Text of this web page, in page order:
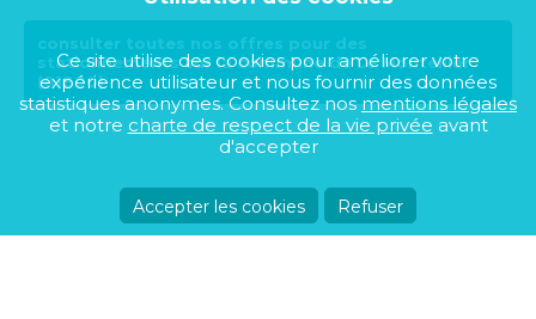
consulter toutes nos offres pour des
stationnements sur la commune de Le Montellier
(01800)
Ce site utilise des cookies pour améliorer votre
expérience utilisateur et nous fournir des données
statistiques anonymes. Consultez nosmentions légales
et notre charte de respect de la vie privée avant
d'accepter
Accepter les cookies Refuser